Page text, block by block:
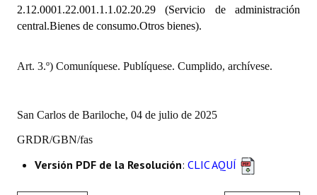
Datos Históricos
Audiencias Públicas - Registro
Periodistas Decanos - Registro
2.12.0001.22.001.1.1.02.20.29 (Servicio de administración
central.Bienes de consumo.Otros bienes).
Art. 3.º) Comuníquese. Publíquese. Cumplido, archívese.
San Carlos de Bariloche, 04 de julio de 2025
GRDR/GBN/fas
Versión PDF de la Resolución: CLIC AQUÍ